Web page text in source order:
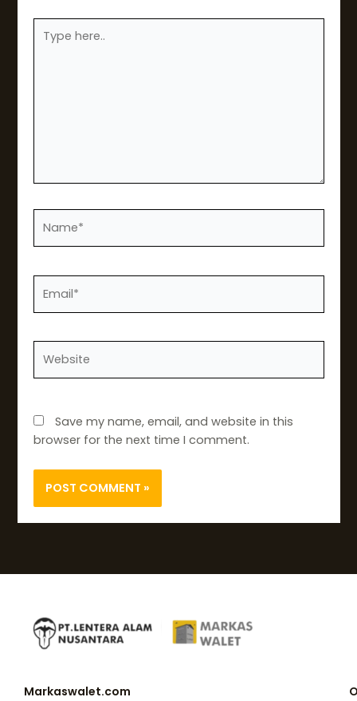
here..
Save my name, email, and website in this
browser for the next time I comment.
Markaswalet.com